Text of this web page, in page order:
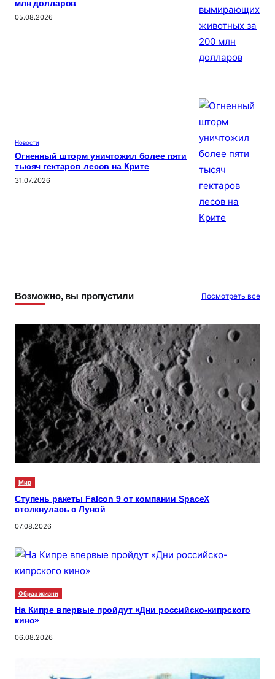
млн долларов
05.08.2026
Новости
Огненный шторм уничтожил более пяти
тысяч гектаров лесов на Крите
31.07.2026
Возможно, вы пропустили Посмотреть все
Мир
Ступень ракеты Falcon 9 от компании SpaceX
столкнулась с Луной
07.08.2026
Образ жизни
На Кипре впервые пройдут «Дни российско-кипрского
кино»
06.08.2026